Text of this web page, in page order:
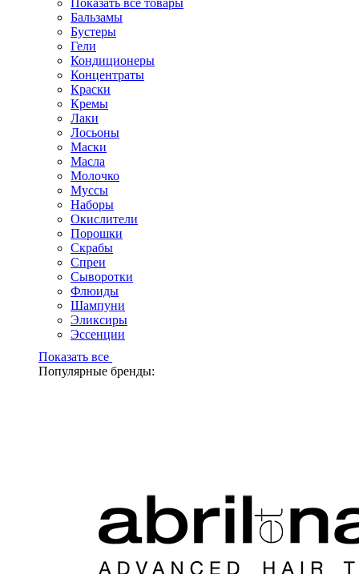
Показать все товары
Бальзамы
Бустеры
Гели
Кондиционеры
Концентраты
Краски
Кремы
Лаки
Лосьоны
Маски
Масла
Молочко
Муссы
Наборы
Окислители
Порошки
Скрабы
Спреи
Сыворотки
Флюиды
Шампуни
Эликсиры
Эссенции
Показать все
Популярные бренды: